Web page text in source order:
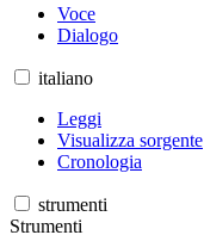
Voce
Dialogo
italiano
Leggi
Visualizza sorgente
Cronologia
strumenti
Strumenti